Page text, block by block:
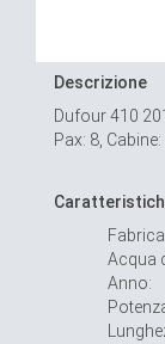
Descrizione
Dufour 410
Pax: 8, Cabine:
Acqua
Anno: